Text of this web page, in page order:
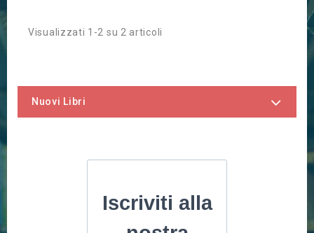
Visualizzati 1-2 su 2 articoli
Nuovi Libri